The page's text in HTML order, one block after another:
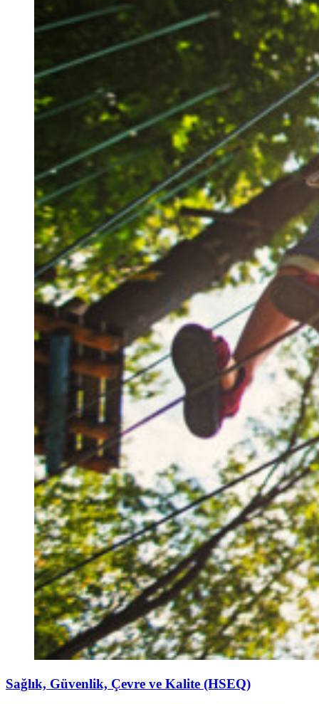
Sağlık, Güvenlik, Çevre ve Kalite (HSEQ)